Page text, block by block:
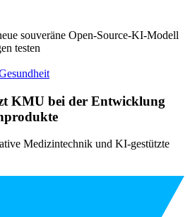
souveräne Open-Source-KI-Modell
testen
KMU bei der Entwicklung
Medizintechnik und KI-gestützte